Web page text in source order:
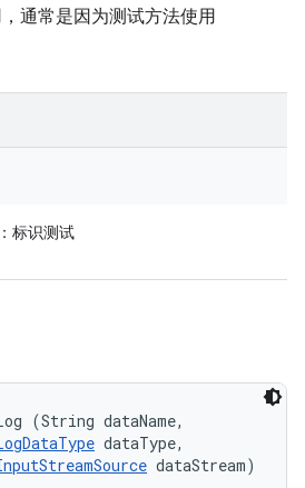
通常是因为测试方法使用
：标识测试
(String dataName,
dataType,
dataStream)